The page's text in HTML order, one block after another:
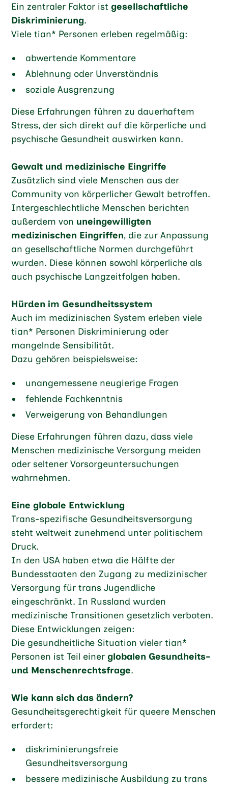
Ein zentraler Faktor istgesellschaftliche
Diskriminierung.
Viele tian* Personen erleben regelmäßig:
abwertende Kommentare
Ablehnung oder Unverständnis
soziale Ausgrenzung
Diese Erfahrungen führen zu dauerhaftem
Stress, der sich direkt auf die körperliche und
psychische Gesundheit auswirken kann.
Gewalt und medizinische Eingriffe
Zusätzlich sind viele Menschen aus der
Community von körperlicher Gewalt betroffen.
Intergeschlechtliche Menschen berichten
außerdem von uneingewilligten
medizinischen Eingriffen, die zur Anpassung
an gesellschaftliche Normen durchgeführt
wurden. Diese können sowohl körperliche als
auch psychische Langzeitfolgen haben.
Hürden im Gesundheitssystem
Auch im medizinischen System erleben viele
tian* Personen Diskriminierung oder
mangelnde Sensibilität.
Dazu gehören beispielsweise:
unangemessene neugierige Fragen
fehlende Fachkenntnis
Verweigerung von Behandlungen
Diese Erfahrungen führen dazu, dass viele
Menschen medizinische Versorgung meiden
oder seltener Vorsorgeuntersuchungen
wahrnehmen.
Eine globale Entwicklung
Trans-spezifische Gesundheitsversorgung
steht weltweit zunehmend unter politischem
Druck.
In den USA haben etwa die Hälfte der
Bundesstaaten den Zugang zu medizinischer
Versorgung für trans Jugendliche
eingeschränkt. In Russland wurden
medizinische Transitionen gesetzlich verboten.
Diese Entwicklungen zeigen:
Die gesundheitliche Situation vieler tian*
Personen ist Teil einerglobalen Gesundheits-
und Menschenrechtsfrage.
Wie kann sich das ändern?
Gesundheitsgerechtigkeit für queere Menschen
erfordert:
diskriminierungsfreie
Gesundheitsversorgung
bessere medizinische Ausbildung zu trans